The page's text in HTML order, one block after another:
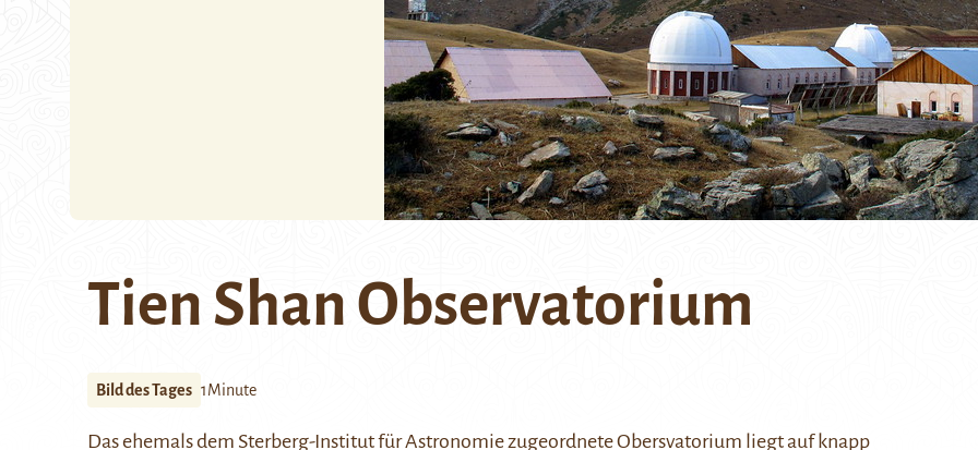
Tien Shan Observatorium
Bild des Tages 1Minute
Das ehemals dem Sterberg-Institut für Astronomie zugeordnete Obersvatorium liegt auf knapp